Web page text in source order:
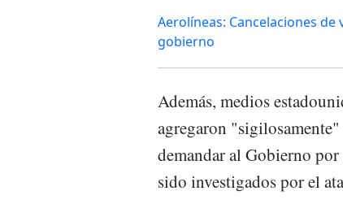
Aerolíneas: Cancelaciones
gobierno
Además, medios
agregaron
demandar al Gobierno
sido investigados por el